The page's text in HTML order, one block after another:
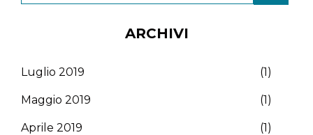
ARCHIVI
Luglio 2019 (1)
Maggio 2019 (1)
Aprile 2019 (1)